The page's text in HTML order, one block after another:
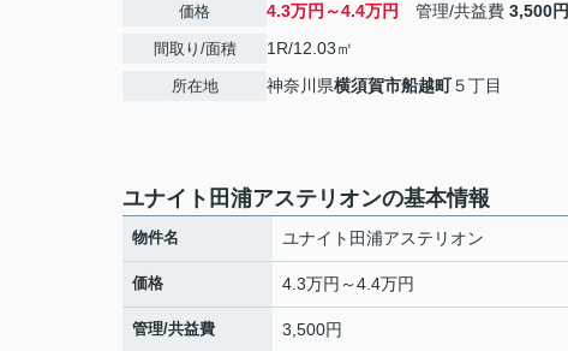
価格 4.3万円～4.4万円 管理/共益費 3,500円
間取り/面積 1R/12.03㎡
所在地 神奈川県横須賀市船越町５丁目
ユナイト田浦アステリオンの基本情報
物件名 ユナイト田浦アステリオン
価格 4.3万円～4.4万円
管理/共益費 3,500円